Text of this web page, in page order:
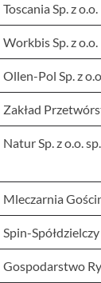
Toscania Sp. z o.o.
Workbis Sp. z o.o.
Ollen-Pol Sp. z
Zakład
Natur Sp. z o.o.
Mleczarnia
Spin-
Gospodarstwo